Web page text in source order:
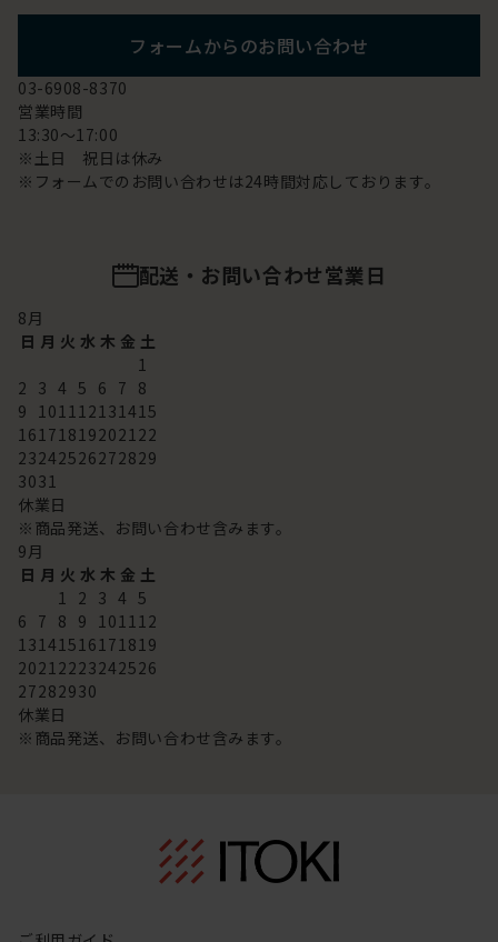
フォームからのお問い合わせ
03-6908-8370
営業時間
13:30～17:00
※土日 祝日は休み
※フォームでのお問い合わせは24時間対応しております。
配送・お問い合わせ営業日
8月
日 月 火 水 木 金 土
1
2 3 4 5 6 7 8
9 101112131415
16171819202122
23242526272829
3031
休業日
※商品発送、お問い合わせ含みます。
9月
日 月 火 水 木 金 土
1 2 3 4 5
6 7 8 9 101112
13141516171819
20212223242526
27282930
休業日
※商品発送、お問い合わせ含みます。